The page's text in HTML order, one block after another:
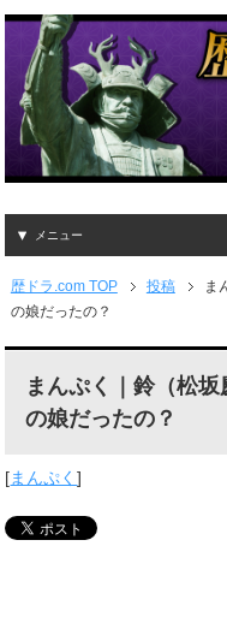
メニュー
歴ドラ.com TOP 投稿
ま
の娘だったの？
まんぷく｜鈴（松
の娘だったの？
[まんぷく]